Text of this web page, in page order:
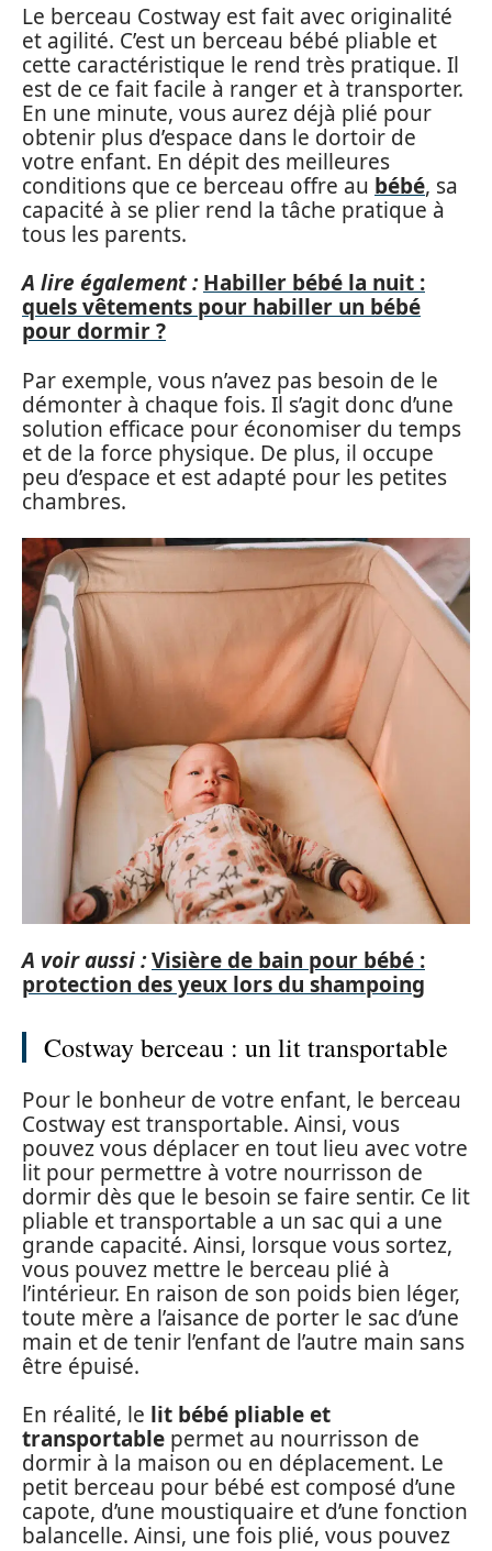
Le berceau Costway est fait avec originalité
et agilité. C’est un berceau bébé pliable et
cette caractéristique le rend très pratique. Il
est de ce fait facile à ranger et à transporter.
En une minute, vous aurez déjà plié pour
obtenir plus d’espace dans le dortoir de
votre enfant. En dépit des meilleures
conditions que ce berceau offre au bébé, sa
capacité à se plier rend la tâche pratique à
tous les parents.
A lire également : Habiller bébé la nuit :
quels vêtements pour habiller un bébé
pour dormir ?
Par exemple, vous n’avez pas besoin de le
démonter à chaque fois. Il s’agit donc d’une
solution efficace pour économiser du temps
et de la force physique. De plus, il occupe
peu d’espace et est adapté pour les petites
chambres.
A voir aussi :Visière de bain pour bébé :
protection des yeux lors du shampoing
Costway berceau : un lit transportable
Pour le bonheur de votre enfant, le berceau
Costway est transportable. Ainsi, vous
pouvez vous déplacer en tout lieu avec votre
lit pour permettre à votre nourrisson de
dormir dès que le besoin se faire sentir. Ce lit
pliable et transportable a un sac qui a une
grande capacité. Ainsi, lorsque vous sortez,
vous pouvez mettre le berceau plié à
l’intérieur. En raison de son poids bien léger,
toute mère a l’aisance de porter le sac d’une
main et de tenir l’enfant de l’autre main sans
être épuisé.
En réalité, le lit bébé pliableet
transportable permet au nourrisson de
dormir à la maison ou en déplacement. Le
petit berceau pour bébé est composé d’une
capote, d’une moustiquaire et d’une fonction
balancelle. Ainsi, une fois plié, vous pouvez